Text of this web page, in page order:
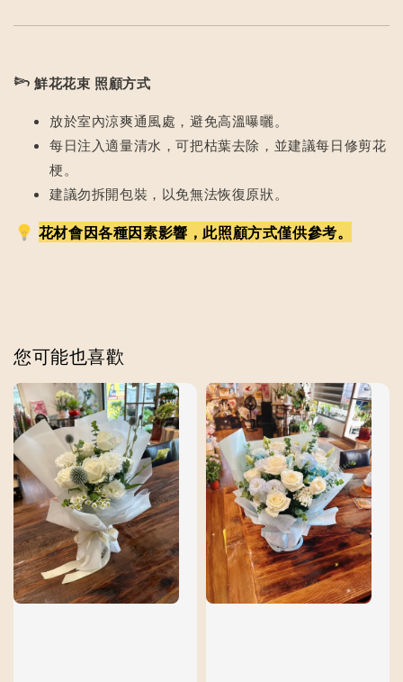
𓆸 鮮花花束 照顧方式
放於室內涼爽通風處，避免高溫曝曬。
每日注入適量清水，可把枯葉去除，並建議每日修剪花
梗。
建議勿拆開包裝，以免無法恢復原狀。
花材會因各種因素影響，此照顧方式僅供參考。
您可能也喜歡